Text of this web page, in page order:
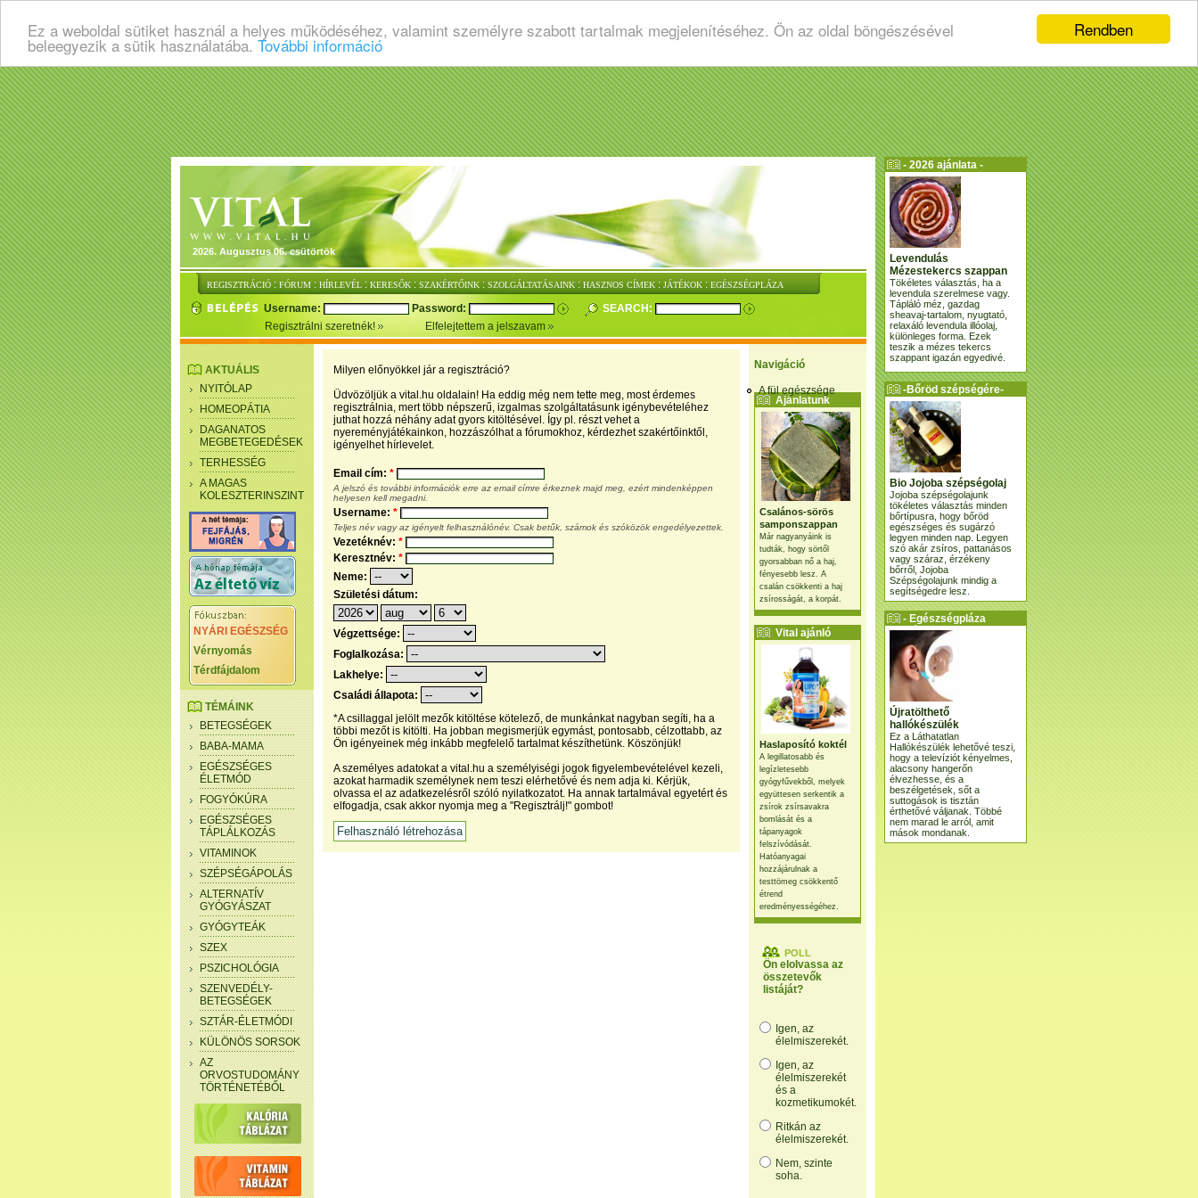
Rendben
Ez a weboldal sütiket használ a helyes működéséhez, valamint személyre szabott tartalmak megjelenítéséhez. Ön az oldal böngészésével
beleegyezik a sütik használatába. További információ
2026. Augusztus 06. csütörtök
REGISZTRÁCIÓ : FÓRUM : HÍRLEVÉL : KERESŐK : SZAKÉRTŐINK : SZOLGÁLTATÁSAINK : HASZNOS CÍMEK : JÁTÉKOK : EGÉSZSÉGPLÁZA
Username: Password:
SEARCH:
Regisztrálni szeretnék!
Elfelejtettem a jelszavam
Navigáció
A fül egészsége
Ajánlatunk
Csalános-sörös
samponszappan
Már nagyanyáink is
tudták, hogy sörtől
gyorsabban nő a haj,
fényesebb lesz. A
csalán csökkenti a haj
zsírosságát, a korpát.
Vital ajánló
Haslaposító koktél
A legillatosabb és
legízletesebb
gyógyfűvekből, melyek
együttesen serkentik a
zsírok zsírsavakra
bomlását és a
tápanyagok
felszívódását.
Hatóanyagai
hozzájárulnak a
testtömeg csökkentő
étrend
eredményességéhez.
POLL
Ön elolvassa az
összetevők
listáját?
Igen, az
élelmiszerekét.
Igen, az
élelmiszerekét
és a
kozmetikumokét.
Ritkán az
élelmiszerekét.
Nem, szinte
soha.
AKTUÁLIS
NYITÓLAP
HOMEOPÁTIA
DAGANATOS
MEGBETEGEDÉSEK
TERHESSÉG
A MAGAS
KOLESZTERINSZINT
NYÁRI EGÉSZSÉG
Vérnyomás
Térdfájdalom
TÉMÁINK
BETEGSÉGEK
BABA-MAMA
EGÉSZSÉGES
ÉLETMÓD
FOGYÓKÚRA
EGÉSZSÉGES
TÁPLÁLKOZÁS
VITAMINOK
SZÉPSÉGÁPOLÁS
ALTERNATÍV
GYÓGYÁSZAT
GYÓGYTEÁK
SZEX
PSZICHOLÓGIA
SZENVEDÉLY-
BETEGSÉGEK
SZTÁR-ÉLETMÓDI
KÜLÖNÖS SORSOK
AZ
ORVOSTUDOMÁNY
TÖRTÉNETÉBŐL
Milyen előnyökkel jár a regisztráció?
Üdvözöljük a vital.hu oldalain! Ha eddig még nem tette meg, most érdemes
regisztrálnia, mert több népszerű, izgalmas szolgáltatásunk igénybevételéhez
juthat hozzá néhány adat gyors kitöltésével. Így pl. részt vehet a
nyereményjátékainkon, hozzászólhat a fórumokhoz, kérdezhet szakértőinktől,
igényelhet hírlevelet.
Email cím: *
A jelszó és további információk erre az email címre érkeznek majd meg, ezért mindenképpen
helyesen kell megadni.
Username: *
Teljes név vagy az igényelt felhasználónév. Csak betűk, számok és szóközök engedélyezettek.
Vezetéknév: *
Keresztnév: *
Neme:
Születési dátum:
Végzettsége:
Foglalkozása:
Lakhelye:
Családi állapota:
*A csillaggal jelölt mezők kitöltése kötelező, de munkánkat nagyban segíti, ha a
többi mezőt is kitölti. Ha jobban megismerjük egymást, pontosabb, célzottabb, az
Ön igényeinek még inkább megfelelő tartalmat készíthetünk. Köszönjük!
A személyes adatokat a vital.hu a személyiségi jogok figyelembevételével kezeli,
azokat harmadik személynek nem teszi elérhetővé és nem adja ki. Kérjük,
olvassa el az adatkezelésről szóló nyilatkozatot. Ha annak tartalmával egyetért és
elfogadja, csak akkor nyomja meg a "Regisztrálj!" gombot!
- 2026 ajánlata -
Levendulás
Mézestekercs szappan
Tökéletes választás, ha a
levendula szerelmese vagy.
Tápláló méz, gazdag
sheavaj-tartalom, nyugtató,
relaxáló levendula illóolaj,
különleges forma. Ezek
teszik a mézes tekercs
szappant igazán egyedivé.
-Bőröd szépségére-
Bio Jojoba szépségolaj
Jojoba szépségolajunk
tökéletes választás minden
bőrtípusra, hogy bőröd
egészséges és sugárzó
legyen minden nap. Legyen
szó akár zsíros, pattanásos
vagy száraz, érzékeny
bőrről, Jojoba
Szépségolajunk mindig a
segítségedre lesz.
- Egészségpláza
ajánlatunk -
Újratölthető
hallókészülék
Ez a Láthatatlan
Hallókészülék lehetővé teszi,
hogy a televíziót kényelmes,
alacsony hangerőn
élvezhesse, és a
beszélgetések, sőt a
suttogások is tisztán
érthetővé váljanak. Többé
nem marad le arról, amit
mások mondanak.